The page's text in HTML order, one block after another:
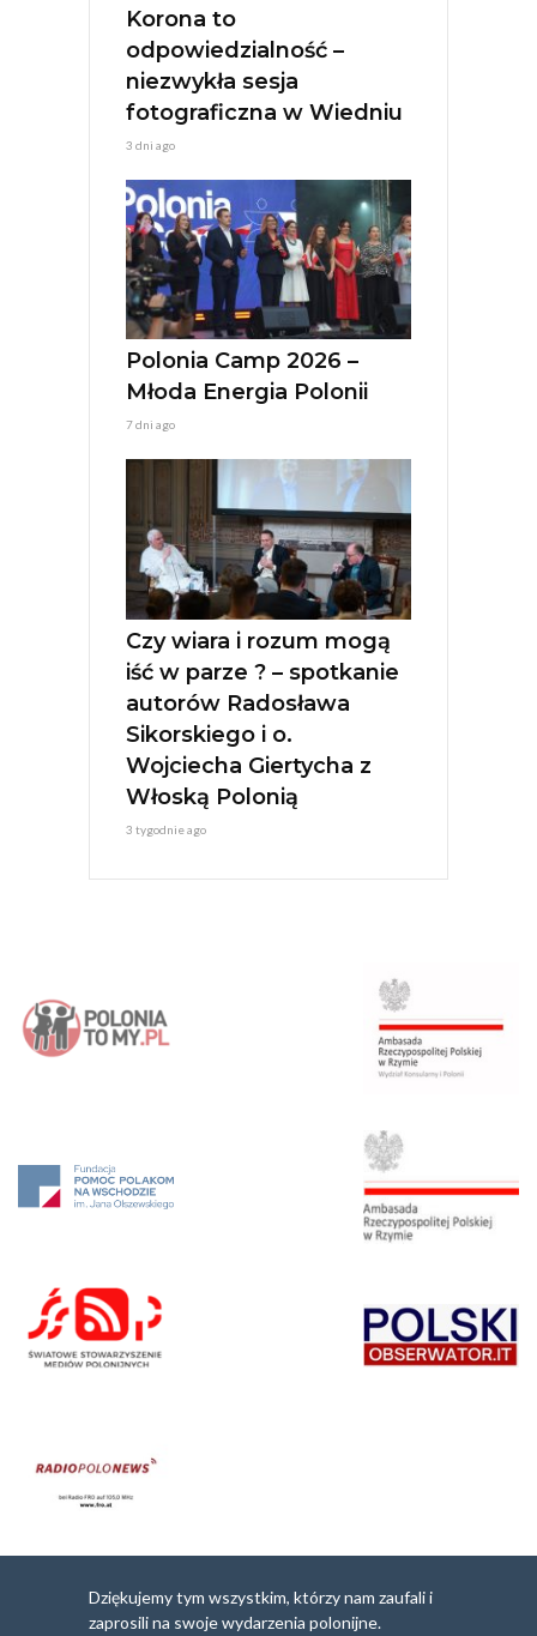
Korona to
odpowiedzialność –
niezwykła sesja
fotograficzna w Wiedniu
3 dni ago
Polonia Camp 2026 –
Młoda Energia Polonii
7 dni ago
Czy wiara i rozum mogą
iść w parze ? – spotkanie
autorów Radosława
Sikorskiego i o.
Wojciecha Giertycha z
Włoską Polonią
3 tygodnie ago
Dziękujemy tym wszystkim, którzy nam zaufali i
zaprosili na swoje wydarzenia polonijne.